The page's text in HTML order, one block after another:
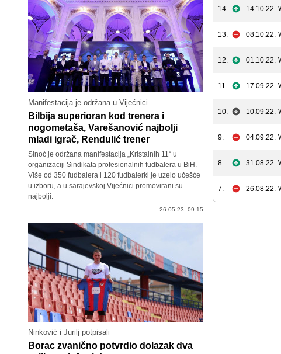
Manifestacija je održana u Vijećnici
Bilbija superioran kod trenera i
nogometaša, Varešanović najbolji
mladi igrač, Rendulić trener
Sinoć je održana manifestacija „Kristalnih 11“ u
organizaciji Sindikata profesionalnih fudbalera u BiH.
Više od 350 fudbalera i 120 fudbalerki je uzelo učešće
u izboru, a u sarajevskoj Vijećnici promovirani su
najbolji.
26.05.23. 09:15
Ninković i Jurilj potpisali
Borac zvanično potvrdio dolazak dva
14. 14.10.22.
13. 08.10.22.
12. 01.10.22.
11. 17.09.22.
10. 10.09.22.
9. 04.09.22.
8. 31.08.22.
7. 26.08.22.